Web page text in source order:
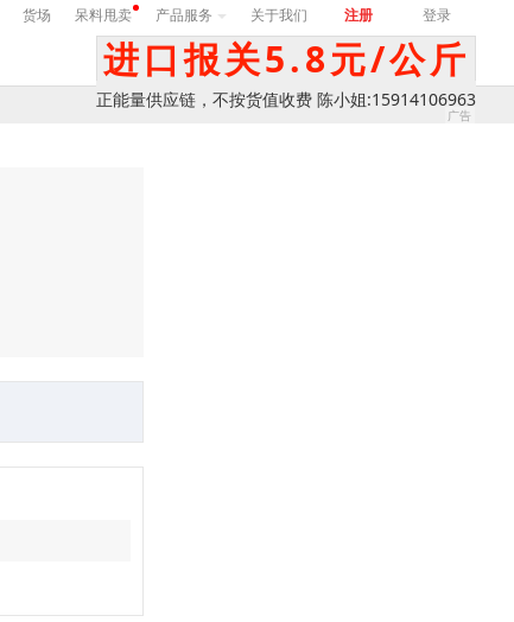
货场 呆料甩卖 产品服务 关于我们 注册 登录
进口报关5.8元/公斤
正能量供应链，不按货值收费 陈小姐:15914106963